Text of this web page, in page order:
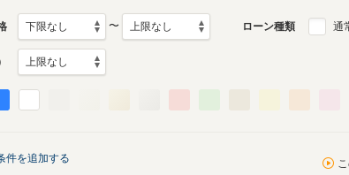
〜 ローン種類 通
件を追加する